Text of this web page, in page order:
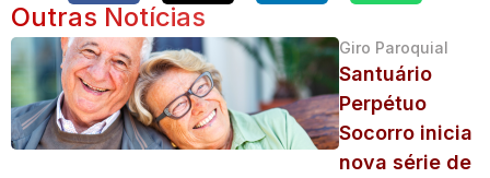
Outras Notícias
Giro Paroquial
Santuário
Perpétuo
Socorro inicia
nova série de